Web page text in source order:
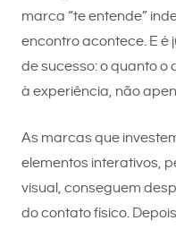
marca “te entende”
encontro acontece. E é
de sucesso: o quanto o
à experiência, não
As marcas que
elementos interativos,
visual, conseguem
do contato físico.